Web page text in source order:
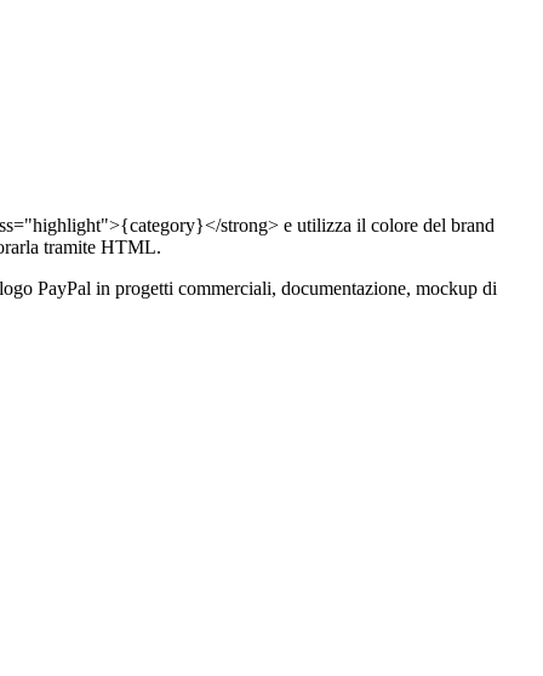
strong> e utilizza il colore del brand
tramite HTML.
PayPal in progetti commerciali, documentazione, mockup di